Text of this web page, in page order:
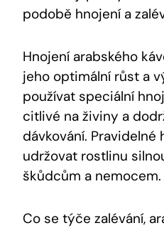
podobě hnojení a
Hnojení arabského
jeho optimální růst a
používat speciální
citlivé na živiny a
dávkování. Pravidelné
udržovat rostlinu
škůdcům a nemocem.
Co se týče zalévání,